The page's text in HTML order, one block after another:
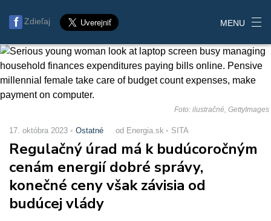
Zdieľaj MENU
Foto: ilustračné, GettyImages
17. októbra 2023 Ostatné od Energia.sk SITA
Regulačný úrad má k budúcoročným
cenám energií dobré správy,
konečné ceny však závisia od
budúcej vlády